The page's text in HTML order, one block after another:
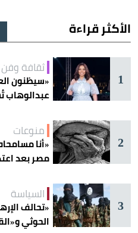
الأكثر قراءة
1
ثقافة وفن
«سيظنون
عبدالوهاب
2
منوعات
«أنا
مصر بعد
3
السياسة
«تحالف
الحوثي